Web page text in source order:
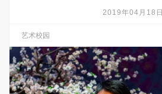
2019年04月18日
艺术校园